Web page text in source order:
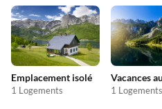
Emplacement isolé
1 Logements 1 Logements